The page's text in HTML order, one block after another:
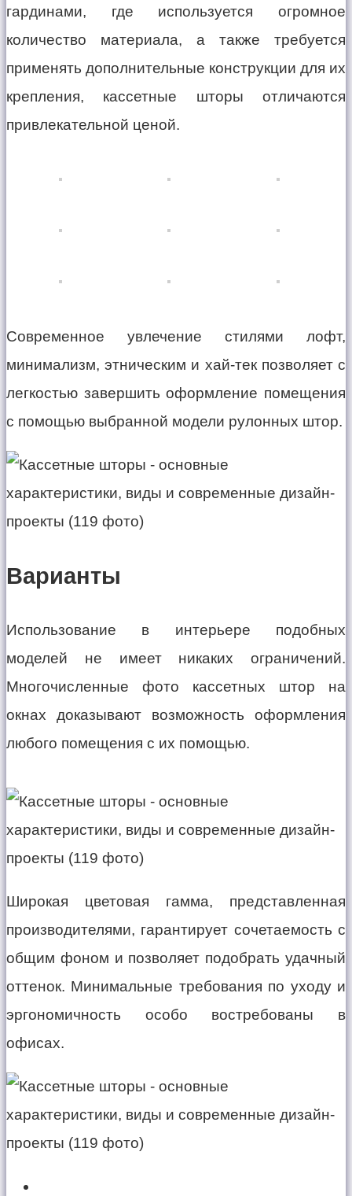
гардинами, где используется огромное
количество материала, а также требуется
применять дополнительные конструкции для их
крепления, кассетные шторы отличаются
привлекательной ценой.
Современное увлечение стилями лофт,
минимализм, этническим и хай-тек позволяет с
легкостью завершить оформление помещения
с помощью выбранной модели рулонных штор.
Варианты
Использование в интерьере подобных
моделей не имеет никаких ограничений.
Многочисленные фото кассетных штор на
окнах доказывают возможность оформления
любого помещения с их помощью.
Широкая цветовая гамма, представленная
производителями, гарантирует сочетаемость с
общим фоном и позволяет подобрать удачный
оттенок. Минимальные требования по уходу и
эргономичность особо востребованы в
офисах.